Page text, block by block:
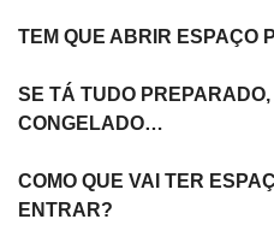
TEM QUE ABRIR ESPAÇO
SE TÁ TUDO
CONGELADO…
COMO QUE VAI TER
ENTRAR?